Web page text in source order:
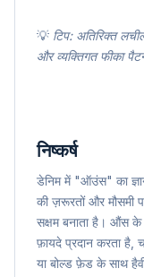
💡 टिप: अतिरिक्त
और व्यक्तिगत फीका
निष्कर्ष
डेनिम में "ऑउंस" का
की ज़रूरतों और
सक्षम बनाता है। औंस के
फ़ायदे प्रदान करता
या बोल्ड फ़ेड के साथ